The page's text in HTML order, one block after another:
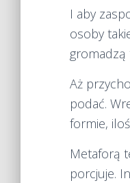
I aby
osoby
gromadzą
Aż
podać.
formie,
Metaforą
porcjuje.